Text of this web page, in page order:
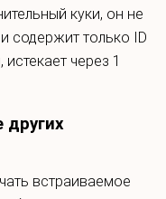
куки, он не
содержит только ID
через 1
встраиваемое